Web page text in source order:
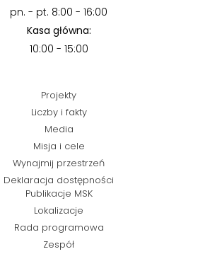
pn. - pt. 8:00 - 16:00
Kasa główna:
10:00 - 15:00
Projekty
Liczby i fakty
Media
Misja i cele
Wynajmij przestrzeń
Deklaracja dostępności
Publikacje MSK
Lokalizacje
Rada programowa
Zespół